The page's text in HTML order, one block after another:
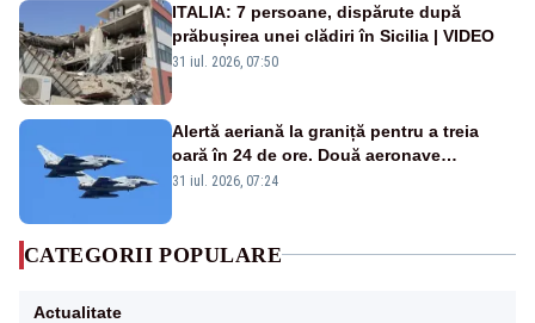
ITALIA: 7 persoane, dispărute după
prăbușirea unei clădiri în Sicilia | VIDEO
31 iul. 2026, 07:50
Alertă aeriană la graniță pentru a treia
oară în 24 de ore. Două aeronave
Eurofighter britanice au fost ridicate de la
31 iul. 2026, 07:24
CATEGORII POPULARE
Actualitate